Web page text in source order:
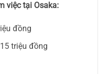
việc tại Osaka:
đồng
triệu đồng